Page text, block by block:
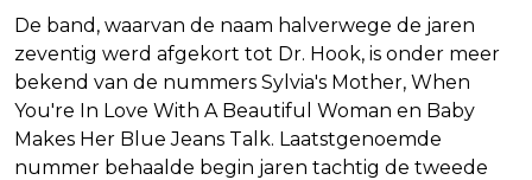
De band, waarvan de naam halverwege de jaren
zeventig werd afgekort tot Dr. Hook, is onder meer
bekend van de nummers Sylvia's Mother, When
You're In Love With A Beautiful Woman en Baby
Makes Her Blue Jeans Talk. Laatstgenoemde
nummer behaalde begin jaren tachtig de tweede